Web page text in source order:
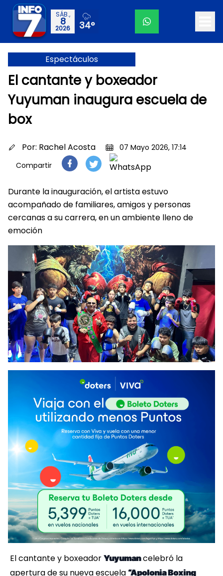
SÁB.,
8
2026 34°
Espectáculos
El cantante y boxeador
Yuyuman inaugura escuela de
box
Por: Rachel Acosta
07 Mayo 2026, 17:14
Compartir
Durante la inauguración, el artista estuvo
acompañado de familiares, amigos y personas
cercanas a su carrera, en un ambiente lleno de
emoción
El cantante y boxeador Yuyumancelebró la
apertura de su nueva escuela “Apolonia Boxing